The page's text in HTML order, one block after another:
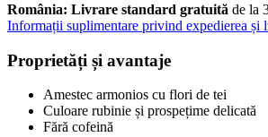
România: Livrare standard gratuită de la
Informații suplimentare privind expedierea și
Proprietăți și avantaje
Amestec armonios cu flori de tei
Culoare rubinie și prospețime delicată
Fără cofeină